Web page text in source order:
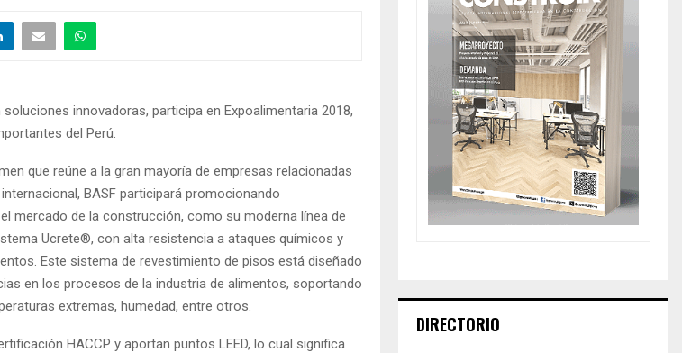
innovadoras, participa en Expoalimentaria 2018,
del Perú.
que reúne a la gran mayoría de empresas relacionadas
BASF participará promocionando
mercado de la construcción, como su moderna línea de
Ucrete®, con alta resistencia a ataques químicos y
Este sistema de revestimiento de pisos está diseñado
en los procesos de la industria de alimentos, soportando
extremas, humedad, entre otros.
HACCP y aportan puntos LEED, lo cual significa
DIRECTORIO